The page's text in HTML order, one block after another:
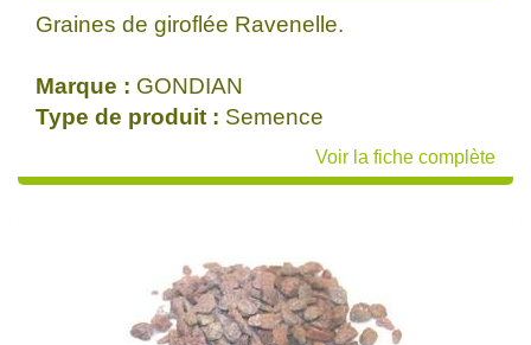
Graines de giroflée Ravenelle.
Marque : GONDIAN
Type de produit : Semence
Voir la fiche complète